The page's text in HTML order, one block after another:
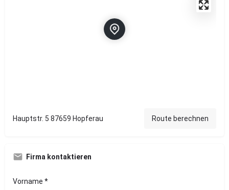
Hauptstr. 5 87659 Hopferau Route berechnen
Firma kontaktieren